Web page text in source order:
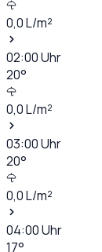
0,0L/m²
02:00Uhr
20°
0,0L/m²
03:00Uhr
20°
0,0L/m²
04:00Uhr
17°